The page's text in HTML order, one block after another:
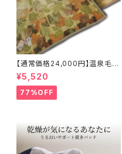
【通常価格24,000円】温泉毛布
オータムリーフ 140×200cm
日本製
¥5,520
77%OFF